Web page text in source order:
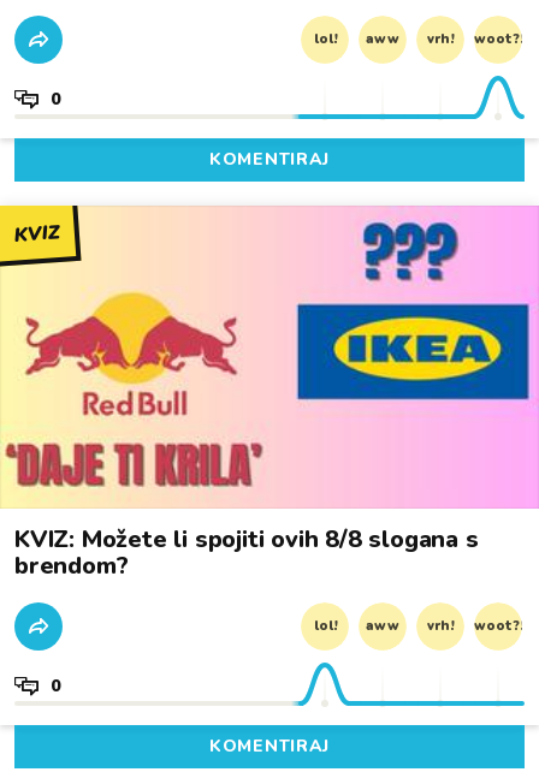
lol! aww vrh! woot?!
0
KOMENTIRAJ
KVIZ
KVIZ: Možete li spojiti ovih 8/8 slogana s
brendom?
lol! aww vrh! woot?!
0
KOMENTIRAJ